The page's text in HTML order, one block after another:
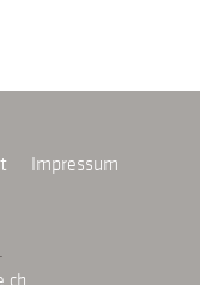
Impressum